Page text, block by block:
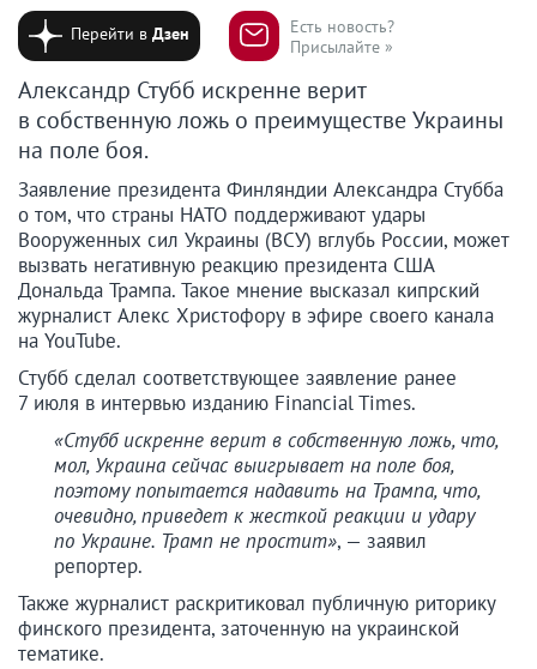
Перейти вДзен
Есть новость?
Присылайте »
Александр Стубб искренне верит
в собственную ложь о преимуществе Украины
на поле боя.
Заявление президента Финляндии Александра Стубба
о том, что страны НАТО поддерживают удары
Вооруженных сил Украины (ВСУ) вглубь России, может
вызвать негативную реакцию президента США
Дональда Трампа. Такое мнение высказал кипрский
журналист Алекс Христофору в эфире своего канала
на YouTube.
Стубб сделал соответствующее заявление ранее
7 июля в интервью изданию Financial Times.
«Стубб искренне верит в собственную ложь, что,
мол, Украина сейчас выигрывает на поле боя,
поэтому попытается надавить на Трампа, что,
очевидно, приведет к жесткой реакции и удару
по Украине. Трамп не простит», — заявил
репортер.
Также журналист раскритиковал публичную риторику
финского президента, заточенную на украинской
тематике.